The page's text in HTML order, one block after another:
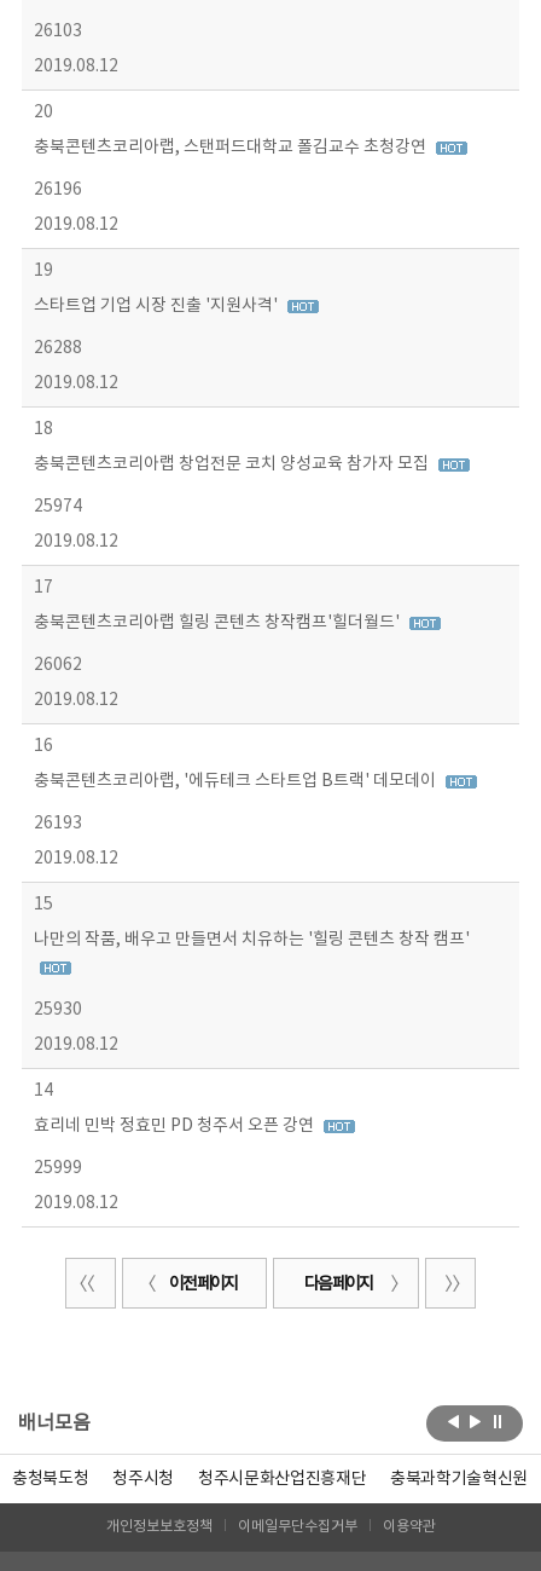
26103
2019.08.12
20
충북콘텐츠코리아랩, 스탠퍼드대학교 폴김교수 초청강연
26196
2019.08.12
19
스타트업 기업 시장 진출 '지원사격'
26288
2019.08.12
18
충북콘텐츠코리아랩 창업전문 코치 양성교육 참가자 모집
25974
2019.08.12
17
충북콘텐츠코리아랩 힐링 콘텐츠 창작캠프'힐더월드'
26062
2019.08.12
16
충북콘텐츠코리아랩, '에듀테크 스타트업 B트랙' 데모데이
26193
2019.08.12
15
나만의 작품, 배우고 만들면서 치유하는 '힐링 콘텐츠 창작 캠프'
25930
2019.08.12
14
효리네 민박 정효민 PD 청주서 오픈 강연
25999
2019.08.12
이전 페이지 다음 페이지
배너모음
충청북도청 청주시청 청주시문화산업진흥재단 충북과학기술혁신원
개인정보보호정책 이메일무단수집거부 이용약관